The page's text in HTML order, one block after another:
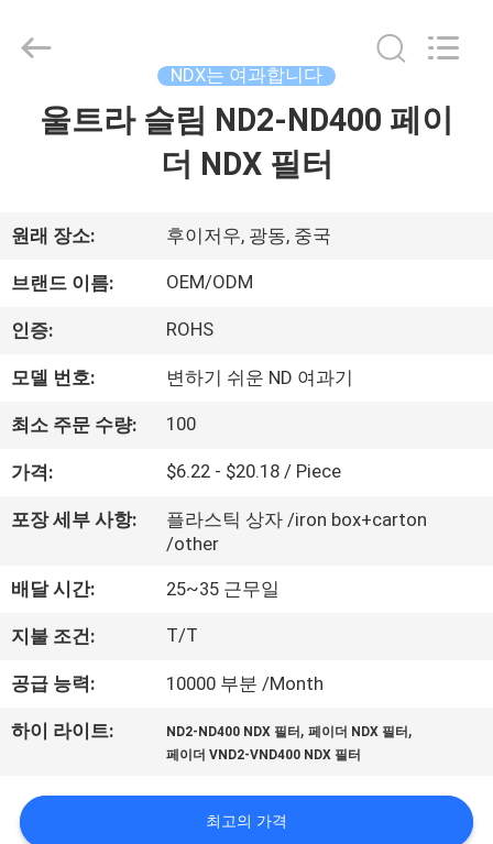
품
우
리
하
여
장
여
행
품
2026
NDX는 여과합니다
울트라 슬림 ND2-ND400 페이
더 NDX 필터
원래 장소: 후이저우, 광동, 중국
브랜드 이름: OEM/ODM
인증: ROHS
모델 번호: 변하기 쉬운 ND 여과기
최소 주문 수량: 100
가격: $6.22 - $20.18 / Piece
포장 세부 사항:
플라스틱 상자 /iron box+carton
/other
배달 시간: 25~35 근무일
지불 조건: T/T
공급 능력: 10000 부분 /Month
하이 라이트: ND2-ND400 NDX 필터 ,페이더 NDX 필터 ,
페이더 VND2-VND400 NDX 필터
최고의 가격